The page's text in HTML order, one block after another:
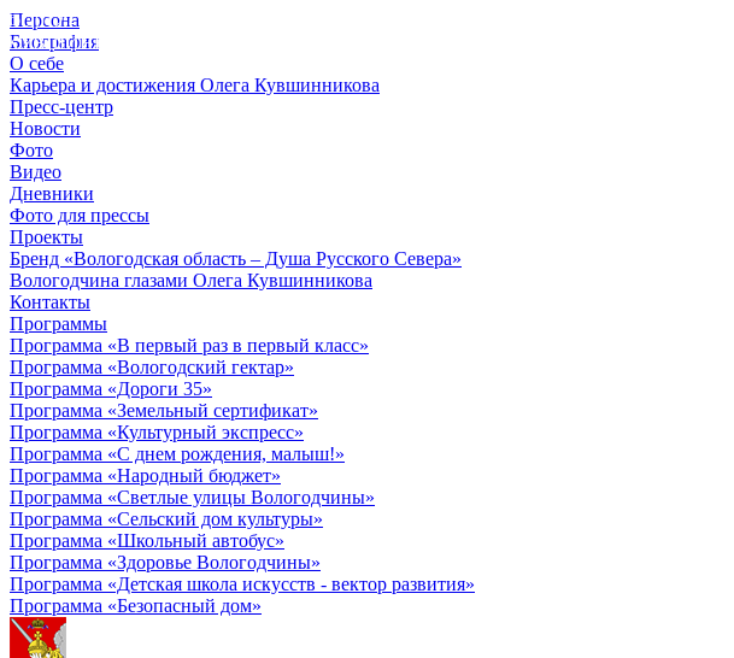
Персона
Биография
О себе
Карьера и достижения Олега Кувшинникова
Пресс-центр
Новости
Фото
Видео
Дневники
Фото для прессы
Проекты
Бренд «Вологодская область – Душа Русского Севера»
Вологодчина глазами Олега Кувшинникова
Контакты
Программы
Программа «В первый раз в первый класс»
Программа «Вологодский гектар»
Программа «Дороги 35»
Программа «Земельный сертификат»
Программа «Культурный экспресс»
Программа «С днем рождения, малыш!»
Программа «Народный бюджет»
Программа «Светлые улицы Вологодчины»
Программа «Сельский дом культуры»
Программа «Школьный автобус»
Программа «Здоровье Вологодчины»
Программа «Детская школа искусств - вектор развития»
Программа «Безопасный дом»
© 2012 - 2023,
КУВШИННИКОВ О.А.